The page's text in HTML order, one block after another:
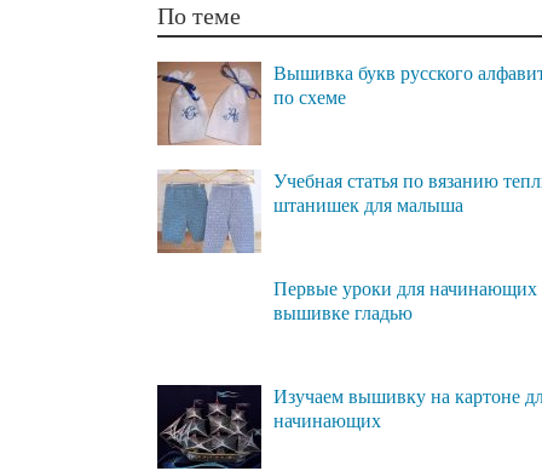
По теме
Вышивка букв русского
по схеме
Учебная статья по вязанию
штанишек для малыша
Первые уроки для начинающих
вышивке гладью
Изучаем вышивку на картоне
начинающих